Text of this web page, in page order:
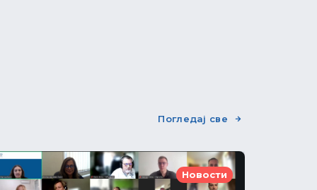
Погледај све
Новости